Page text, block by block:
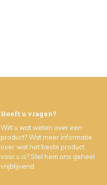
Heeft u vragen?
Wilt u wat weten over een
product? Wat meer informatie
over wat het beste product
voor u is? Stel hem ons geheel
vrijblijvend